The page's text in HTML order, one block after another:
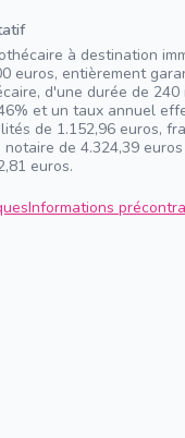
à destination
euros, entièrement
d'une durée de 240
et un taux annuel
de 1.152,96 euros,
notaire de 4.324,39
euros.
Informations